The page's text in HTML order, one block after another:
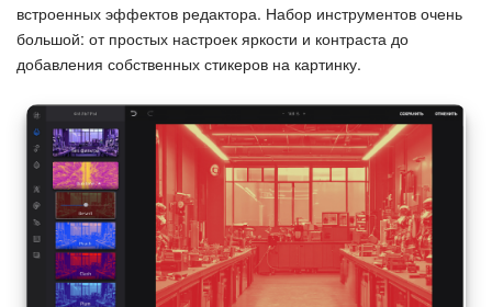
Подпись
Маркетинг
Центр продаж
Аналитика
BI Конструктор
Автоматизация
встроенных эффектов редактора. Набор инструментов очень
большой: от простых настроек яркости и контраста до
добавления собственных стикеров на картинку.